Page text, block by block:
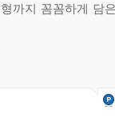
까지 꼼꼼하게 담